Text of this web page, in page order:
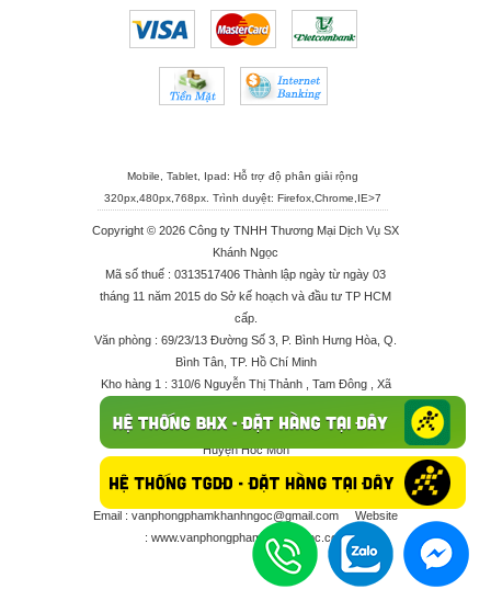
Mobile, Tablet, Ipad: Hỗ trợ độ phân giải rộng
320px,480px,768px. Trình duyệt: Firefox,Chrome,IE>7
Copyright © 2026 Công ty TNHH Thương Mại Dịch Vụ SX
Khánh Ngọc
Mã số thuế : 0313517406 Thành lập ngày từ ngày 03
tháng 11 năm 2015 do Sở kế hoạch và đầu tư TP HCM
cấp.
Văn phòng : 69/23/13 Đường Số 3, P. Bình Hưng Hòa, Q.
Bình Tân, TP. Hồ Chí Minh
Kho hàng 1 : 310/6 Nguyễn Thị Thảnh , Tam Đông , Xã
Kho hàng 2 : 68/2X Ấp Đông 1 , Xã Thới Tam Thôn ,
Huyện Hóc Môn
Điện thoại : 028 625 66506 - 0909 682 189 - 082 7158
413 - 096 298 10 17 - 0961 208 617
Email : vanphongphamkhanhngoc@gmail.com
Website
: www.vanphongphamkhanhngoc.com